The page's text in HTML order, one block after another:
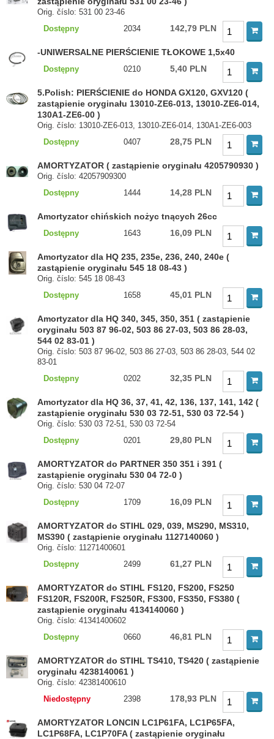
Orig. číslo: 531 00 23-46
Dostępny
2034 142,79 PLN
-UNIWERSALNE PIERŚCIENIE TŁOKOWE 1,5x40
Dostępny 0210 5,40 PLN
5.Polish: PIERŚCIENIE do HONDA GX120, GXV120 (
zastąpienie oryginału 13010-ZE6-013, 13010-ZE6-014,
130A1-ZE6-00 )
Orig. číslo: 13010-ZE6-013, 13010-ZE6-014, 130A1-ZE6-003
Dostępny
0407 28,75 PLN
AMORTYZATOR ( zastąpienie oryginału 4205790930 )
Orig. číslo: 42057909300
Dostępny
1444 14,28 PLN
Amortyzator chińskich nożyc tnących 26cc
Dostępny 1643 16,09 PLN
Amortyzator dla HQ 235, 235e, 236, 240, 240e (
zastąpienie oryginału 545 18 08-43 )
Orig. číslo: 545 18 08-43
Dostępny
1658 45,01 PLN
Amortyzator dla HQ 340, 345, 350, 351 ( zastąpienie
oryginału 503 87 96-02, 503 86 27-03, 503 86 28-03,
544 02 83-01 )
Orig. číslo: 503 87 96-02, 503 86 27-03, 503 86 28-03, 544 02
83-01
Dostępny
0202 32,35 PLN
Amortyzator dla HQ 36, 37, 41, 42, 136, 137, 141, 142 (
zastąpienie oryginału 530 03 72-51, 530 03 72-54 )
Orig. číslo: 530 03 72-51, 530 03 72-54
Dostępny
0201 29,80 PLN
AMORTYZATOR do PARTNER 350 351 i 391 (
zastąpienie oryginału 530 04 72-0 )
Orig. číslo: 530 04 72-07
Dostępny
1709 16,09 PLN
AMORTYZATOR do STIHL 029, 039, MS290, MS310,
MS390 ( zastąpienie oryginału 1127140060 )
Orig. číslo: 11271400601
Dostępny
2499 61,27 PLN
AMORTYZATOR do STIHL FS120, FS200, FS250
FS120R, FS200R, FS250R, FS300, FS350, FS380 (
zastąpienie oryginału 4134140060 )
Orig. číslo: 41341400602
Dostępny
0660 46,81 PLN
AMORTYZATOR do STIHL TS410, TS420 ( zastąpienie
oryginału 4238140061 )
Orig. číslo: 42381400610
Niedostępny
2398 178,93 PLN
AMORTYZATOR LONCIN LC1P61FA, LC1P65FA,
LC1P68FA, LC1P70FA ( zastąpienie oryginału